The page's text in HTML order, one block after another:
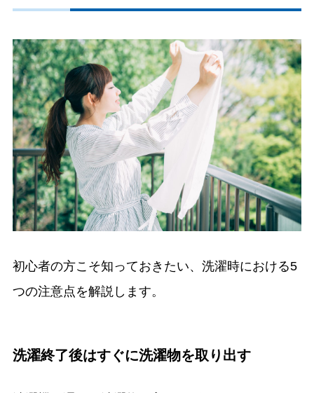
初心者の方こそ知っておきたい、洗濯時における5
つの注意点を解説します。
洗濯終了後はすぐに洗濯物を取り出す